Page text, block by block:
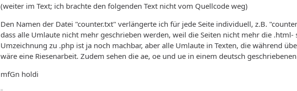
(weiter im Text; ich brachte den folgenden Text nicht vom Quellcode weg)
Den Namen der Datei "counter.txt" verlängerte ich für jede Seite individuell, z.B.
dass alle Umlaute nicht mehr geschrieben werden, weil die Seiten nicht mehr die
Umzeichnung zu .php ist ja noch machbar, aber alle Umlaute in Texten, die während
wäre eine Riesenarbeit. Zudem sehen die ae, oe und ue in einem deutsch
mfGn holdi